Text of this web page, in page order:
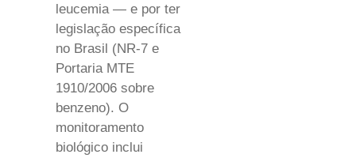
leucemia — e por ter
legislação específica
no Brasil (NR-7 e
Portaria MTE
1910/2006 sobre
benzeno). O
monitoramento
biológico inclui